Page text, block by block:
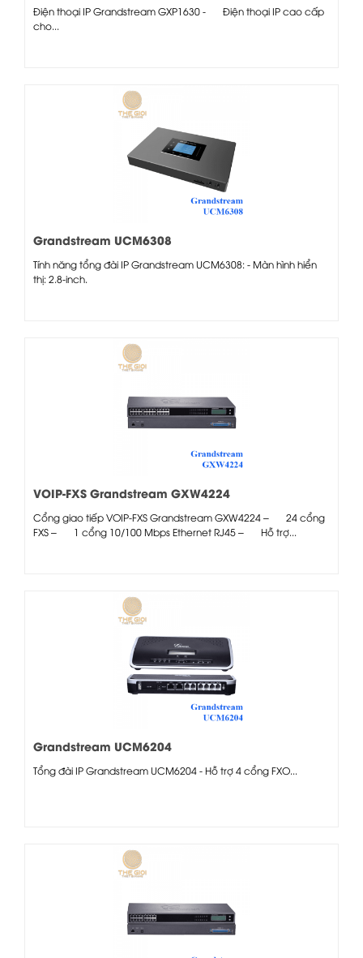
Điện thoại IP Grandstream GXP1630 - Điện thoại IP cao cấp
cho...
Grandstream UCM6308
Tính năng tổng đài IP Grandstream UCM6308: - Màn hình hiển
thị: 2.8-inch.
VOIP-FXS Grandstream GXW4224
Cổng giao tiếp VOIP-FXS Grandstream GXW4224 – 24 cổng
FXS – 1 cổng 10/100 Mbps Ethernet RJ45 – Hỗ trợ...
Grandstream UCM6204
Tổng đài IP Grandstream UCM6204 - Hỗ trợ 4 cổng FXO...